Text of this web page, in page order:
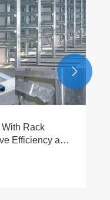
Rack
Efficiency and
